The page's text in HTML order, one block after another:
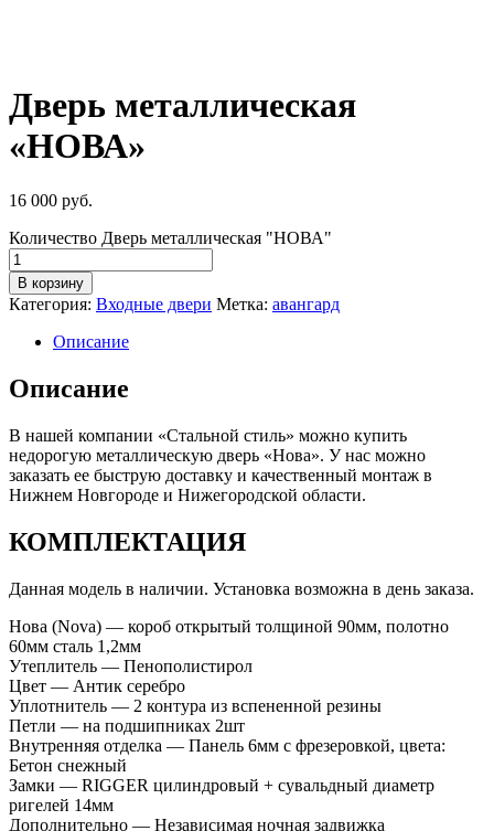
Дверь металлическая
«НОВА»
16 000 руб.
Количество Дверь металлическая "НОВА"
В корзину
Категория: Входные двери Метка: авангард
Описание
Описание
В нашей компании «Стальной стиль» можно купить
недорогую металлическую дверь «Нова». У нас можно
заказать ее быструю доставку и качественный монтаж в
Нижнем Новгороде и Нижегородской области.
КОМПЛЕКТАЦИЯ
Данная модель в наличии. Установка возможна в день заказа.
Нова (Nova) — короб открытый толщиной 90мм, полотно
60мм сталь 1,2мм
Утеплитель — Пенополистирол
Цвет — Антик серебро
Уплотнитель — 2 контура из вспененной резины
Петли — на подшипниках 2шт
Внутренняя отделка — Панель 6мм с фрезеровкой, цвета:
Бетон снежный
Замки — RIGGER цилиндровый + сувальдный диаметр
ригелей 14мм
Дополнительно — Независимая ночная задвижка